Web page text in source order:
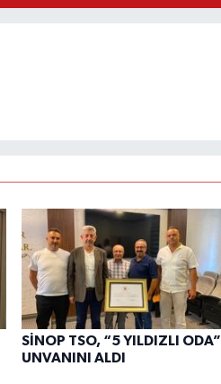
SİNOP TSO, “5 YILDIZLI ODA”
UNVANINI ALDI